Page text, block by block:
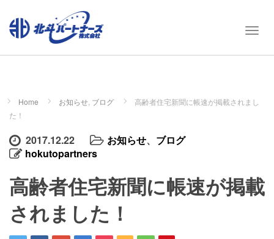
T
g
e
a
t
Home お知らせ ブログ
高齢者住宅新聞に帳速が掲載されまし
た！
2017.12.22 お知らせ、 ブログ
hokutopartners
高齢者住宅新聞に帳速が掲載
されました！